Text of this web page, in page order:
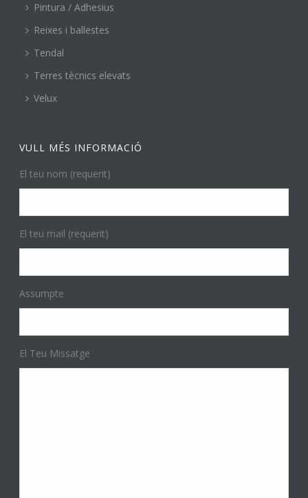
Pintura / Adhesius
Reixes i ballestes
Tendal
Terres tècnics elevats
Velux
VULL MÉS INFORMACIÓ
El teu nom (requerit)
El teu mail (requerit)
Assumpte
El Teu Missatge